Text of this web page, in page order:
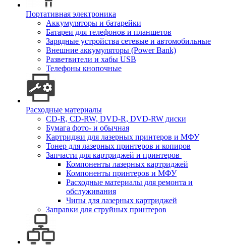
Портативная электроника
Аккумуляторы и батарейки
Батареи для телефонов и планшетов
Зарядные устройства сетевые и автомобильные
Внешние аккумуляторы (Power Bank)
Разветвители и хабы USB
Телефоны кнопочные
Расходные материалы
CD-R, CD-RW, DVD-R, DVD-RW диски
Бумага фото- и обычная
Картриджи для лазерных принтеров и МФУ
Тонер для лазерных принтеров и копиров
Запчасти для картриджей и принтеров
Компоненты лазерных картриджей
Компоненты принтеров и МФУ
Расходные материалы для ремонта и
обслуживания
Чипы для лазерных картриджей
Заправки для струйных принтеров